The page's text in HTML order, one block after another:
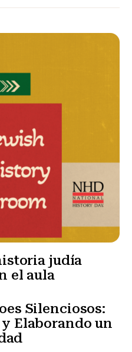
judía
el aula
Silenciosos:
Elaborando un